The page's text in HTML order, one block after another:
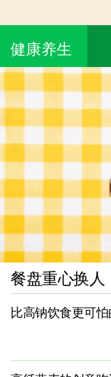
健康养生
餐盘重心换人
比高钠饮食更可